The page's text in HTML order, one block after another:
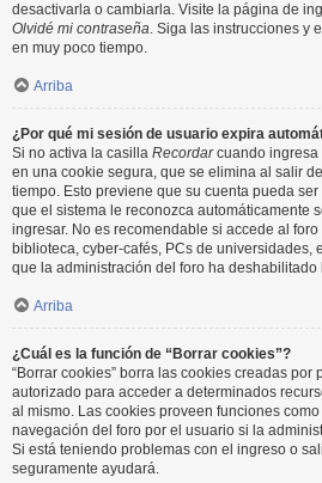
desactivarla o cambiarla. Visite la página de
Olvidé mi contraseña. Siga las instrucciones y
en muy poco tiempo.
Arriba
¿Por qué mi sesión de usuario expira
Si no activa la casilla Recordarcuando ingresa
en una cookie segura, que se elimina al salir
tiempo. Esto previene que su cuenta pueda
que el sistema le reconozca automáticamente
ingresar. No es recomendable si accede al
biblioteca, cyber-cafés, PCs de universidades,
que la administración del foro ha deshabilitado
Arriba
¿Cuál es la función de “Borrar cookies”?
“Borrar cookies” borra las cookies creadas por
autorizado para acceder a determinados
al mismo. Las cookies proveen funciones
navegación del foro por el usuario si la
Si está teniendo problemas con el ingreso o
seguramente ayudará.